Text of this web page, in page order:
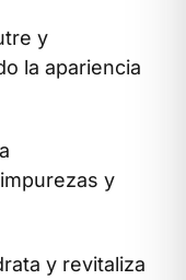
y
la apariencia
y
y revitaliza